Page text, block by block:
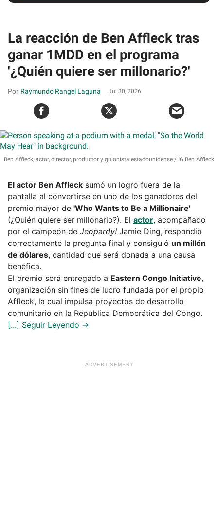
La reacción de Ben Affleck tras
ganar 1MDD en el programa
'¿Quién quiere ser millonario?'
Raymundo Rangel Laguna Jul 30, 2026
Ben Affleck, actor, director, productor y guionista estadounidense IG Ben Affleck
El actor Ben Affleck sumó un logro fuera de la
pantalla al convertirse en uno de los ganadores del
premio mayor de 'Who Wants to Be a Millionaire'
(¿Quién quiere ser millonario?). El actor, acompañado
por el campeón de Jeopardy! Jamie Ding, respondió
correctamente la pregunta final y consiguió un millón
de dólares, cantidad que será donada a una causa
benéfica.
El premio será entregado a Eastern Congo Initiative,
organización sin fines de lucro fundada por el propio
Affleck, la cual impulsa proyectos de desarrollo
comunitario en la República Democrática del Congo.